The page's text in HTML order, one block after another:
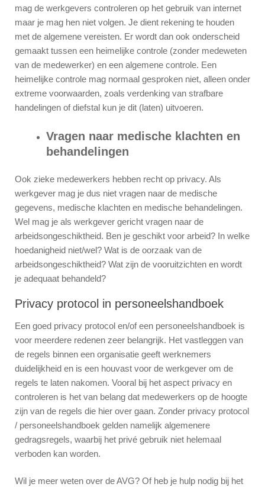
mag de werkgevers controleren op het gebruik van internet
maar je mag hen niet volgen. Je dient rekening te houden
met de algemene vereisten. Er wordt dan ook onderscheid
gemaakt tussen een heimelijke controle (zonder medeweten
van de medewerker) en een algemene controle. Een
heimelijke controle mag normaal gesproken niet, alleen onder
extreme voorwaarden, zoals verdenking van strafbare
handelingen of diefstal kun je dit (laten) uitvoeren.
Vragen naar medische klachten en
behandelingen
Ook zieke medewerkers hebben recht op privacy. Als
werkgever mag je dus niet vragen naar de medische
gegevens, medische klachten en medische behandelingen.
Wel mag je als werkgever gericht vragen naar de
arbeidsongeschiktheid. Ben je geschikt voor arbeid? In welke
hoedanigheid niet/wel? Wat is de oorzaak van de
arbeidsongeschiktheid? Wat zijn de vooruitzichten en wordt
je adequaat behandeld?
Privacy protocol in personeelshandboek
Een goed privacy protocol en/of een personeelshandboek is
voor meerdere redenen zeer belangrijk. Het vastleggen van
de regels binnen een organisatie geeft werknemers
duidelijkheid en is een houvast voor de werkgever om de
regels te laten nakomen. Vooral bij het aspect privacy en
controleren is het van belang dat medewerkers op de hoogte
zijn van de regels die hier over gaan. Zonder privacy protocol
/ personeelshandboek gelden namelijk algemenere
gedragsregels, waarbij het privé gebruik niet helemaal
verboden kan worden.
Wil je meer weten over de AVG? Of heb je hulp nodig bij het